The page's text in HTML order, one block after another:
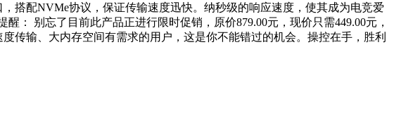
，搭配NVMe协议，保证传输速度迅快。纳秒级的响应速度，使其成为电竞爱
： 别忘了目前此产品正进行限时促销，原价879.00元，现价只需449.00元，
传输、大内存空间有需求的用户，这是你不能错过的机会。操控在手，胜利